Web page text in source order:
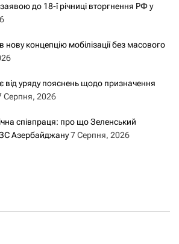
до 18-ї річниці вторгнення РФ у
концепцію мобілізації без масового
від уряду пояснень щодо призначення
Серпня, 2026
співпраця: про що Зеленський
Азербайджану7 Серпня, 2026